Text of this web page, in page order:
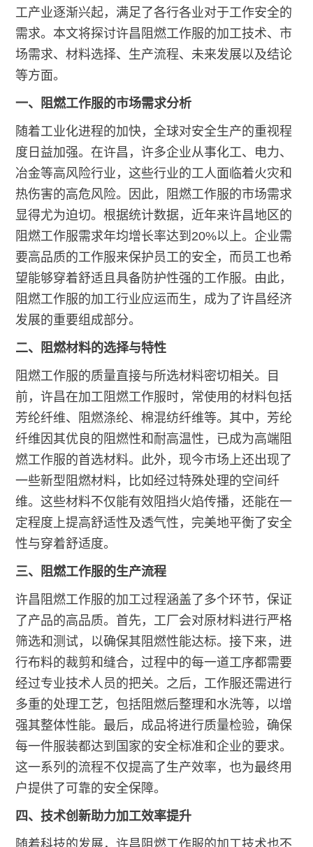
工产业逐渐兴起，满足了各行各业对于工作安全的
需求。本文将探讨许昌阻燃工作服的加工技术、市
场需求、材料选择、生产流程、未来发展以及结论
等方面。
一、阻燃工作服的市场需求分析
随着工业化进程的加快，全球对安全生产的重视程
度日益加强。在许昌，许多企业从事化工、电力、
冶金等高风险行业，这些行业的工人面临着火灾和
热伤害的高危风险。因此，阻燃工作服的市场需求
显得尤为迫切。根据统计数据，近年来许昌地区的
阻燃工作服需求年均增长率达到20%以上。企业需
要高品质的工作服来保护员工的安全，而员工也希
望能够穿着舒适且具备防护性强的工作服。由此，
阻燃工作服的加工行业应运而生，成为了许昌经济
发展的重要组成部分。
二、阻燃材料的选择与特性
阻燃工作服的质量直接与所选材料密切相关。目
前，许昌在加工阻燃工作服时，常使用的材料包括
芳纶纤维、阻燃涤纶、棉混纺纤维等。其中，芳纶
纤维因其优良的阻燃性和耐高温性，已成为高端阻
燃工作服的首选材料。此外，现今市场上还出现了
一些新型阻燃材料，比如经过特殊处理的空间纤
维。这些材料不仅能有效阻挡火焰传播，还能在一
定程度上提高舒适性及透气性，完美地平衡了安全
性与穿着舒适度。
三、阻燃工作服的生产流程
许昌阻燃工作服的加工过程涵盖了多个环节，保证
了产品的高品质。首先，工厂会对原材料进行严格
筛选和测试，以确保其阻燃性能达标。接下来，进
行布料的裁剪和缝合，过程中的每一道工序都需要
经过专业技术人员的把关。之后，工作服还需进行
多重的处理工艺，包括阻燃后整理和水洗等，以增
强其整体性能。最后，成品将进行质量检验，确保
每一件服装都达到国家的安全标准和企业的要求。
这一系列的流程不仅提高了生产效率，也为最终用
户提供了可靠的安全保障。
四、技术创新助力加工效率提升